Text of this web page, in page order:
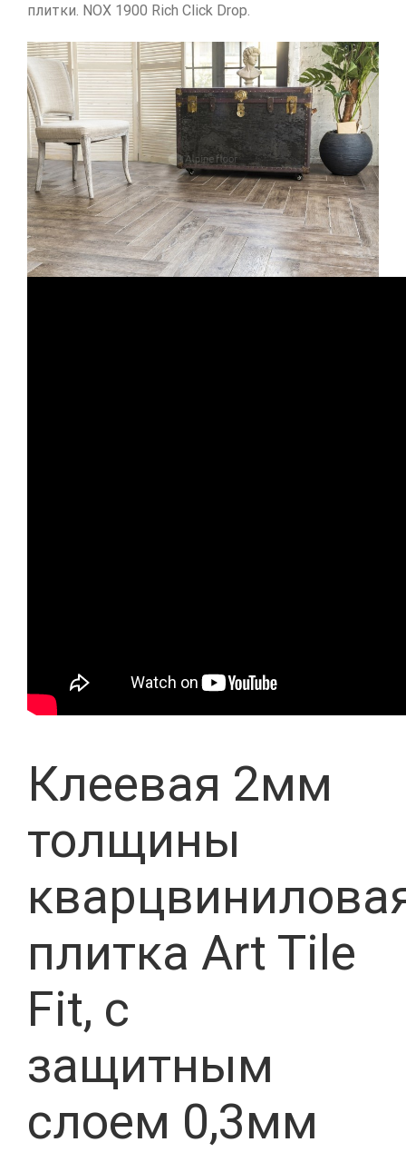
плитки. NOX 1900 Rich Click Drop.
Клеевая 2мм
толщины
плитка Art Tile
Fit, с
защитным
слоем 0,3мм